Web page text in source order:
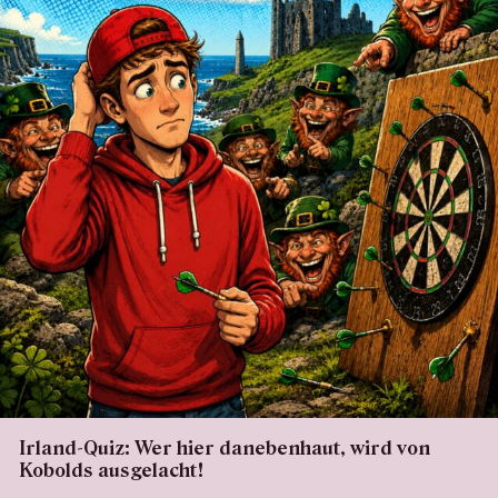
Irland-Quiz: Wer hier danebenhaut, wird von
Kobolds ausgelacht!